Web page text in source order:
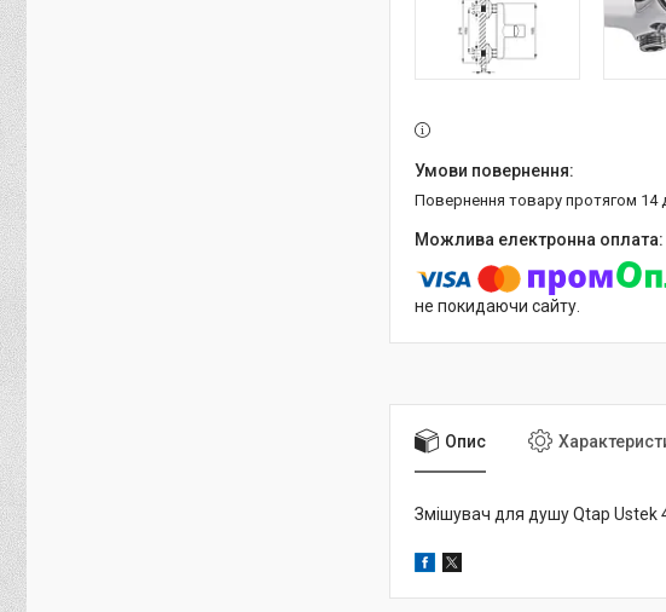
повернення товару протягом 14
не покидаючи сайту.
Опис
Змішувач для душу Qtap Ustek